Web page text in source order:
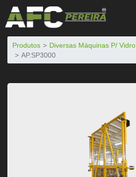
Produtos Diversas Máquinas P/ Vidro
AP.SP3000